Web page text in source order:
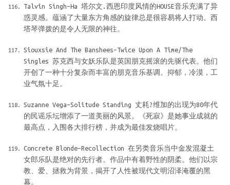
Talvin Singh–Ha 塔尔文.西恩印度风情的HOUSE音乐充满了异
惑灵感。蕴涵了大量东方角感的旋律总是很容易将人打动。西
塔琴弹拨的是令人无限的神往。
Siouxsie And The Banshees–Twice Upon A Time/The
Singles 苏克西与女妖乐队是英国朋克摇滚的先驱代表。他们
开创了一种十分复杂而丰富的朋克音乐基调。抑郁，冷漠，工
业气氛十足。
Suzanne Vega–Solitude Standing 丈耗?维加的出现为80年代
的民谣乐坛增添了一道美丽的风景。《死寂》是她事业成就的
最高点，入围各大排行榜，并成为最佳发烧唱片。
Concrete Blonde–Recollection 在另类音乐当中金发混凝土
女郎乐队是绝对的先行者。作品中有着野性的阴柔。他们以宗
教、爱、拯救为背景，揭开了人性被现代文明沼泽淹覆的黑
幕。